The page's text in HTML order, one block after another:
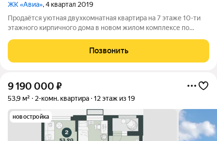
ЖК «Авиа», 4 квартал 2019
Продаётся уютная двухкомнатная квартира на 7 этаже 10-ти
этажного кирпичного дома в новом жилом комплексе по
общей площадью 55,7 + лоджия 3,6 кв. м, комнаты: 15,6 и 15,1
кв. м., большая кухня
Позвонить
9 190 000 ₽
53,9 м² 2-комн. квартира 12 этаж из 19
новостройка